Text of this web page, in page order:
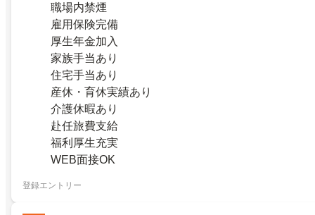
職場内禁煙
雇用保険完備
厚生年金加入
家族手当あり
住宅手当あり
産休・育休実績あり
介護休暇あり
赴任旅費支給
福利厚生充実
WEB面接OK
登録エントリー